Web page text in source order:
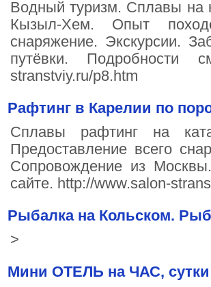
Водный туризм. Сплавы на
Кызыл-Хем. Опыт
снаряжение. Экскурсии.
путёвки. Подробности
stranstviy.ru/p8.htm
Рафтинг в Карелии по
Сплавы рафтинг на
Предоставление всего
Сопровождение из
сайте. http://www.salon-
Рыбалка на Кольском.
>
Мини ОТЕЛЬ на ЧАС, сутки